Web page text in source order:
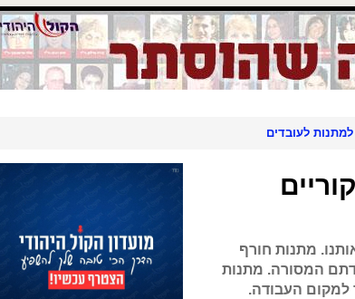
לעובדים
מתנות חורף
המסורה. מתנות
למקום העבודה.